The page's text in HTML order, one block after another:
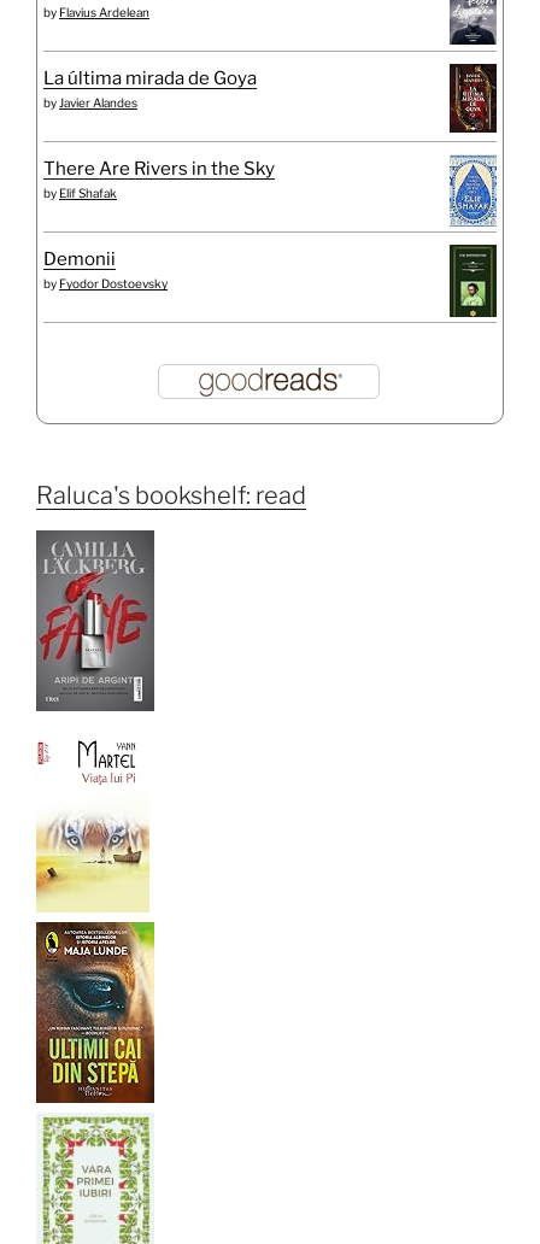
by Flavius Ardelean
La última mirada de Goya
by Javier Alandes
There Are Rivers in the Sky
by Elif Shafak
Demonii
by Fyodor Dostoevsky
Raluca's bookshelf: read